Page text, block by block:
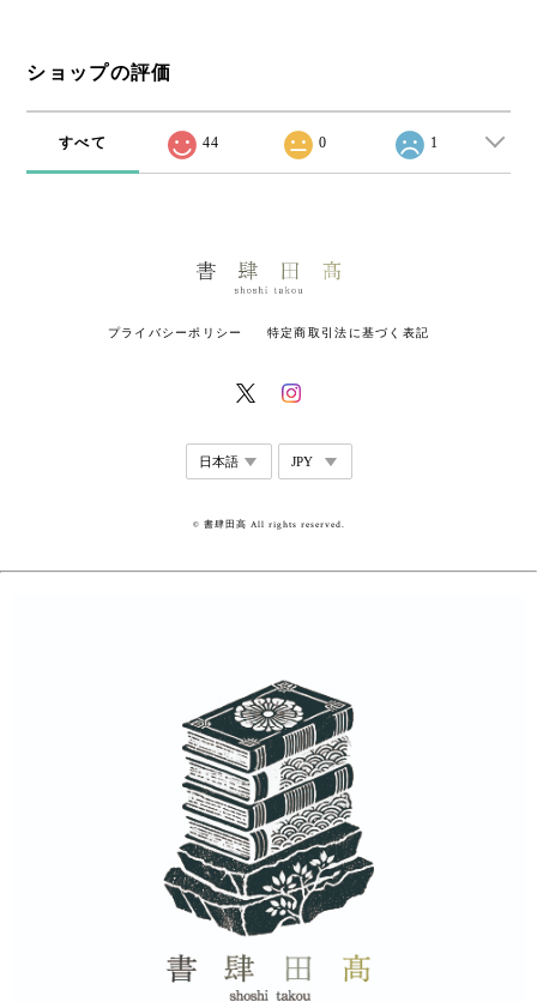
ショップの評価
すべて 44 0 1
プライバシーポリシー 特定商取引法に基づく表記
© 書肆田高 All rights reserved.